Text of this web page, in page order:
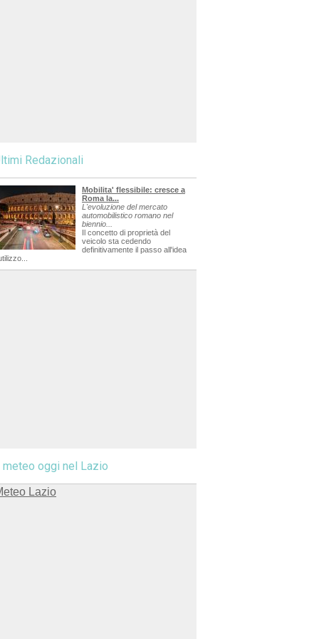
Redazionali
Mobilita' flessibile: cresce a
Roma la...
L'evoluzione del mercato
automobilistico romano nel
biennio...
Il concetto di proprietà del
veicolo sta cedendo
definitivamente il passo all'idea
meteo oggi nel Lazio